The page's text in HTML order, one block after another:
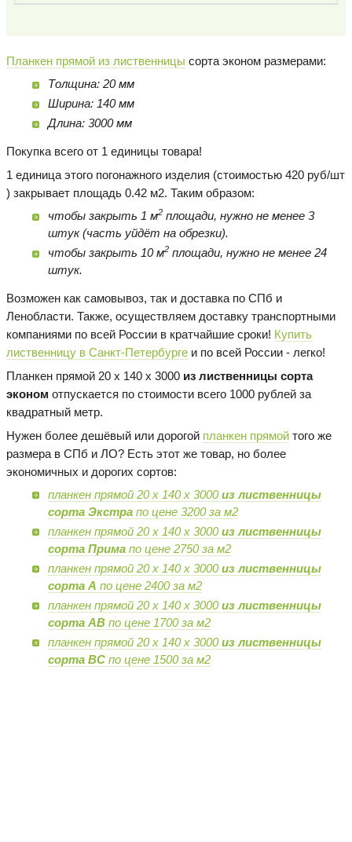
Планкен прямой из лиственницы сорта эконом размерами:
Толщина: 20 мм
Ширина: 140 мм
Длина: 3000 мм
Покупка всего от 1 единицы товара!
1 единица этого погонажного изделия (стоимостью 420 руб/шт
) закрывает площадь 0.42 м2. Таким образом:
чтобы закрыть 1 м2площади, нужно не менее 3
штук (часть уйдёт на обрезки).
чтобы закрыть 10 м2площади, нужно не менее 24
штук.
Возможен как самовывоз, так и доставка по СПб и
Ленобласти. Также, осуществляем доставку транспортными
компаниями по всей России в кратчайшие сроки! Купить
лиственницу в Санкт-Петербурге и по всей России - легко!
Планкен прямой 20 х 140 х 3000 из лиственницы сорта
эконом отпускается по стоимости всего 1000 рублей за
квадратный метр.
Нужен более дешёвый или дорогой планкен прямой того же
размера в СПб и ЛО? Есть этот же товар, но более
экономичных и дорогих сортов:
планкен прямой 20 х 140 х 3000из лиственницы
сорта Экстрапо цене 3200 за м2
планкен прямой 20 х 140 х 3000из лиственницы
сорта Примапо цене 2750 за м2
планкен прямой 20 х 140 х 3000из лиственницы
сорта А по цене 2400 за м2
планкен прямой 20 х 140 х 3000из лиственницы
сорта ABпо цене 1700 за м2
планкен прямой 20 х 140 х 3000из лиственницы
сорта BCпо цене 1500 за м2